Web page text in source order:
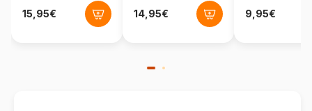
Format boîte Boîte en carton